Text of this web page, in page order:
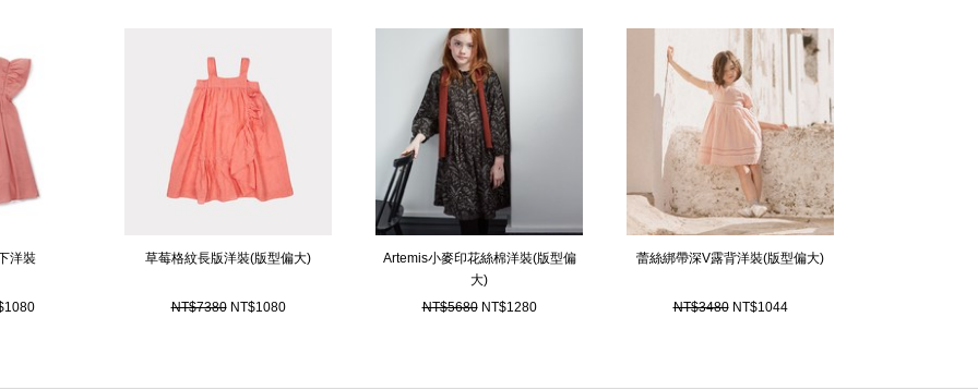
作的靈感主要是來自於小朋友的活力及精神，整個童裝系列的設計以實穿，活潑的用色
及大膽的圖案為主軸，有部分小女孩的洋裝設計更是直接從Stella McCartney女裝的設
計修改而來的。
洋裝 草莓格紋長版洋裝(版型偏大)
NT$7380 NT$1080
Artemis小麥印花絲棉洋裝(版型偏
大)
NT$5680 NT$1280
蕾絲綁帶深V露背洋裝(版型偏大)
NT$3480 NT$1044